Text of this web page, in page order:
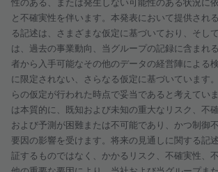
と不確実性を伴います。本発表において提供され
る記述は、さまざまな仮定に基づいており、そし
は、過去の事業動向、当グループの記録に含まれ
者から入手可能なその他のデータの経営陣による
に限定されない、さらなる仮定に基づいています
らの仮定が行われた時点で妥当であると考えてい
は本質的に、既知および未知の重大なリスク、不
および予測が困難または不可能であり、かつ制御
要因の影響を受けます。将来の見通しに関する記
証するものではなく、かかるリスク、不確実性、